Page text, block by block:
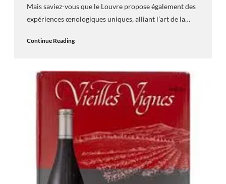
Mais saviez-vous que le Louvre propose également des
expériences œnologiques uniques, alliant l’art de la…
Continue Reading